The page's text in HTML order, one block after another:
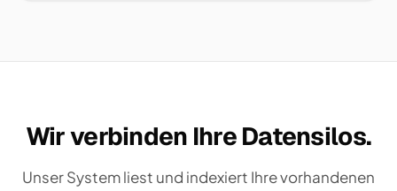
Wir verbinden Ihre Datensilos.
Unser System liest und indexiert Ihre vorhandenen